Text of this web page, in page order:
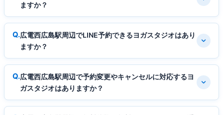
ますか？
広電西広島駅周辺でLINE予約できるヨガスタジオはあり
ますか？
広電西広島駅周辺で予約変更やキャンセルに対応するヨ
ガスタジオはありますか？